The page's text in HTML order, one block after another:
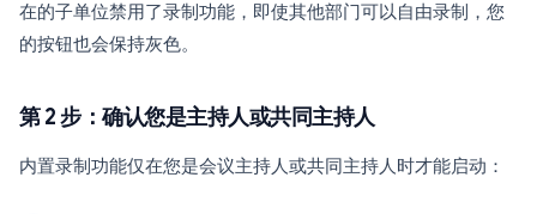
在的子单位禁用了录制功能，即使其他部门可以自由录制，您
的按钮也会保持灰色。
第 2 步：确认您是主持人或共同主持人
内置录制功能仅在您是会议主持人或共同主持人时才能启动：